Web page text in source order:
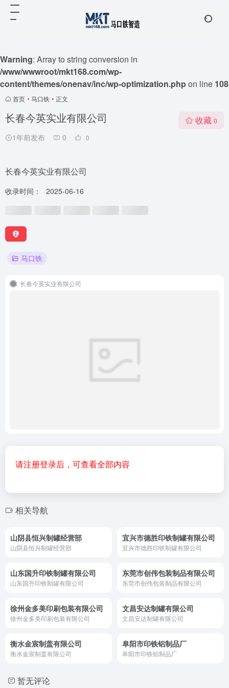
Warning: Array to string conversion in
/www/wwwroot/mkt168.com/wp-
content/themes/onenav/inc/wp-optimization.phpon line 108
首页 • 马口铁 • 正文
长春今英实业有限公司
1年前发布 0 0
收藏 0
长春今英实业有限公司
收录时间： 2025-06-16
马口铁
长春今英实业有限公司
请注册登录后，可查看全部内容
相关导航
山阴县恒兴制罐经营部
山阴县恒兴制罐经营部
宜兴市德胜印铁制罐有限公司
宜兴市德胜印铁制罐有限公司
山东国升印铁制罐有限公司
山东国升印铁制罐有限公司
东莞市创伟包装制品有限公司
东莞市创伟包装制品有限公司
徐州金多美印刷包装有限公司
徐州金多美印刷包装有限公司
文昌安达制罐有限公司
文昌安达制罐有限公司
衡水金宸制盖有限公司
衡水金宸制盖有限公司
阜阳市印铁铝制品厂
阜阳市印铁铝制品厂
暂无评论